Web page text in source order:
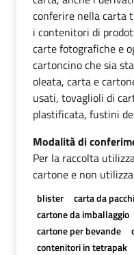
conferire nella carta
i contenitori di
carte fotografiche e
cartoncino che sia
oleata, carta e
usati, tovaglioli di
plastificata, fustini
Modalità di
Per la raccolta
cartone e non
blister carta da
cartone da imballaggio
cartone per bevande
contenitori in tetrapak